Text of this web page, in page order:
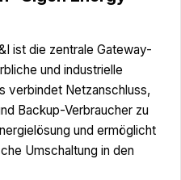
ist die zentrale Gateway-
und industrielle
verbindet Netzanschluss,
Backup-Verbraucher zu
und ermöglicht
Umschaltung in den